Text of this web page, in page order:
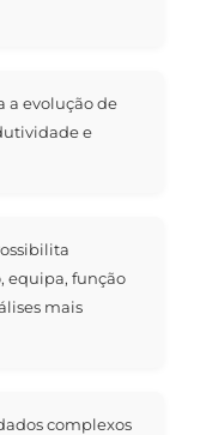
a evolução de
e
equipa, função
mais
complexos